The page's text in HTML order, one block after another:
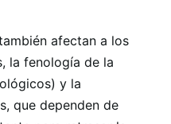
afectan a los
la fenología de la
y la
que dependen de